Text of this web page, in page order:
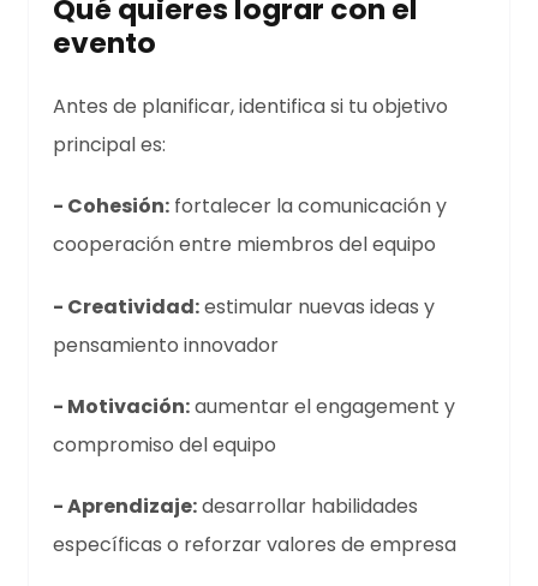
Qué quieres lograr con el
evento
Antes de planificar, identifica si tu objetivo
principal es:
- Cohesión: fortalecer la comunicación y
cooperación entre miembros del equipo
- Creatividad:estimular nuevas ideas y
pensamiento innovador
- Motivación:aumentar el engagement y
compromiso del equipo
- Aprendizaje:desarrollar habilidades
específicas o reforzar valores de empresa